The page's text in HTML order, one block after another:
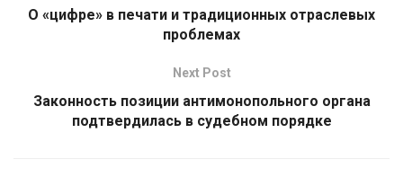
О «цифре» в печати и традиционных отраслевых
проблемах
Next Post
Законность позиции антимонопольного органа
подтвердилась в судебном порядке